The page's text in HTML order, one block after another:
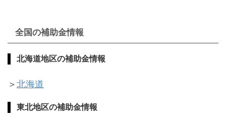
全国の補助金情報
北海道地区の補助金情報
＞北海道
東北地区の補助金情報